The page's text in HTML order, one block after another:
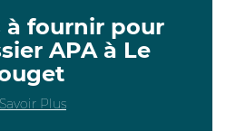
à fournir pour
APA à Le
Plus